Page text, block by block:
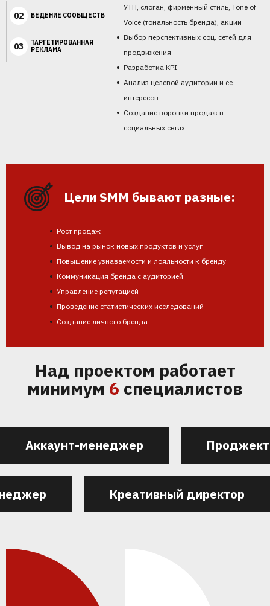
02 ВЕДЕНИЕ СООБЩЕСТВ
03
ТАРГЕТИРОВАННАЯ
РЕКЛАМА
УТП, слоган, фирменный стиль, Tone of
Voice (тональность бренда), акции
Выбор перспективных соц. сетей для
продвижения
Разработка KPI
Анализ целевой аудитории и ее
интересов
Создание воронки продаж в
социальных сетях
Цели SMM бывают разные:
Рост продаж
Вывод на рынок новых продуктов и услуг
Повышение узнаваемости и лояльности к бренду
Коммуникация бренда с аудиторией
Управление репутацией
Проведение статистических исследований
Создание личного бренда
Над проектом работает
минимум 6 специалистов
Аккаунт-менеджер
Креативный директор